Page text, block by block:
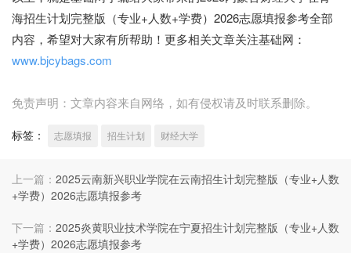
海招生计划完整版（专业+人数+学费）2026志愿填报参考全部
内容，希望对大家有所帮助！更多相关文章关注基础网：
www.bjcybags.com
免责声明：文章内容来自网络，如有侵权请及时联系删除。
标签： 志愿填报 招生计划 财经大学
上一篇： 2025云南新兴职业学院在云南招生计划完整版（专业+人数
+学费）2026志愿填报参考
下一篇： 2025炎黄职业技术学院在宁夏招生计划完整版（专业+人数
+学费）2026志愿填报参考